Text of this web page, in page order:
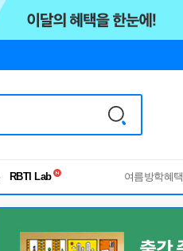
RBTI Lab
독서유형검사
여름방학혜택